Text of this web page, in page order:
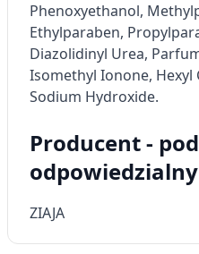
Phenoxyethanol,
Ethylparaben,
Diazolidinyl Urea,
Isomethyl Ionone, Hexyl
Sodium Hydroxide.
Producent -
odpowiedzialny
ZIAJA
Rozumienie odbiorców
kombinacji danych z
Rozwój i ulepszanie usług
Wykorzystywanie
Funkcje specjalne IAB:
Użycie dokładnych danych
geolokalizacyjnych
Identyfikowanie urządzeń
aktywnie żądanych